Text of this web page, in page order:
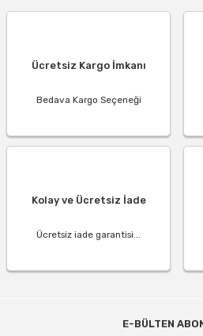
Ücretsiz Kargo İmkanı
Bedava Kargo Seçeneği
Kolay ve Ücretsiz İade
Ücretsiz iade garantisi...
E-BÜLTEN